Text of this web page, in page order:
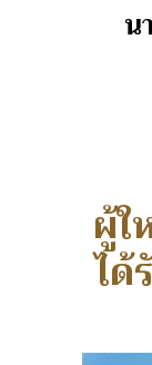
น
ผู้
ได้